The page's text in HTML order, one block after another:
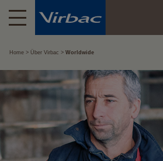
Home Über Virbac Worldwide